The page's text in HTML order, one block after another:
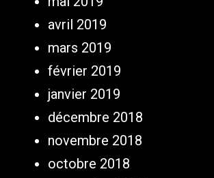
avril 2019
mars 2019
février 2019
janvier 2019
décembre 2018
novembre 2018
octobre 2018